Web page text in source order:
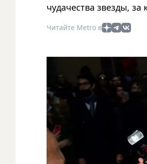
чудачества звезды,
Читайте Metro в